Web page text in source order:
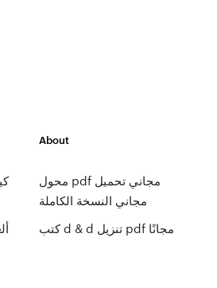
About
محول pdf مجاني تحميل
مجاني النسخة الكاملة
كتب d & d تنزيل pdf مجانًا